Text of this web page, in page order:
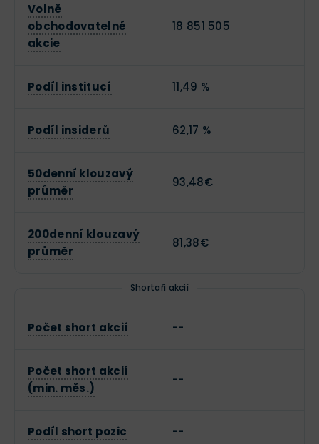
Volně
obchodovatelné
akcie
18 851 505
Podíl institucí 11,49 %
Podíl insiderů 62,17 %
50denní klouzavý
průměr
93,48€
200denní klouzavý
průměr
81,38€
Shortaři akcií
Počet short akcií --
Počet short akcií
(min. měs.)
--
Podíl short pozic --